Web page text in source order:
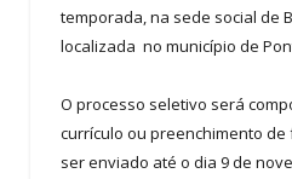
temporada, na sede social de
localizada no município de
O processo seletivo será
currículo ou preenchimento
ser enviado até o dia 9 de